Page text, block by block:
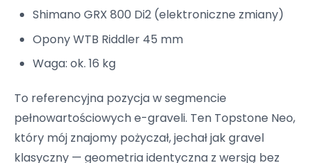
Shimano GRX 800 Di2 (elektroniczne zmiany)
Opony WTB Riddler 45 mm
Waga: ok. 16 kg
To referencyjna pozycja w segmencie
pełnowartościowych e-graveli. Ten Topstone Neo,
który mój znajomy pożyczał, jechał jak gravel
klasyczny — geometria identyczna z wersją bez